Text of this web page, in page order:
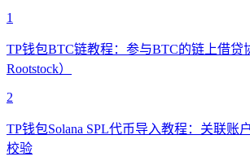
1
TP钱包BTC链教程：参与BTC的链上借贷
Rootstock）
2
TP钱包Solana SPL代币导入教程：关联账
校验